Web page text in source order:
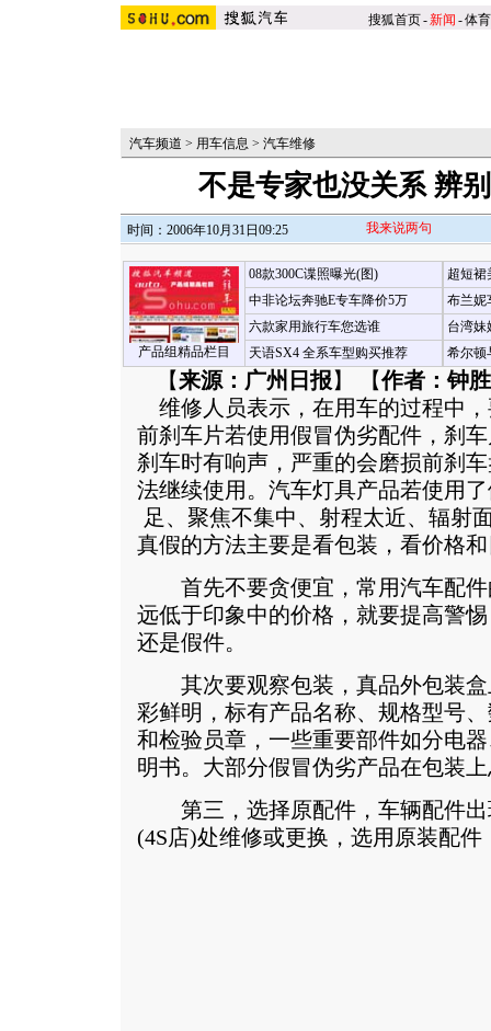
搜狐首页-新闻 -体育
汽车频道 > 用车信息 > 汽车维修
不是专家也没关系 辨
时间：2006年10月31日09:25 我来说两句
产品组精品栏目
08款300C谍照曝光(图)
中非论坛奔驰E专车降价5万
六款家用旅行车您选谁
天语SX4 全系车型购买推荐
超短裙
布兰妮
台湾妹
希尔顿
【来源：广州日报 】 【作者：钟
维修人员表示，在用车的过程中
前刹车片若使用假冒伪劣配件，刹
刹车时有响声，严重的会磨损前刹
法继续使用。汽车灯具产品若使用
足、聚焦不集中、射程太近、辐射
真假的方法主要是看包装，看价格
首先不要贪便宜，常用汽车配件
远低于印象中的价格，就要提高警
还是假件。
其次要观察包装，真品外包装盒
彩鲜明，标有产品名称、规格型号
和检验员章，一些重要部件如分电
明书。大部分假冒伪劣产品在包装
第三，选择原配件，车辆配件出
(4S店)处维修或更换，选用原装配